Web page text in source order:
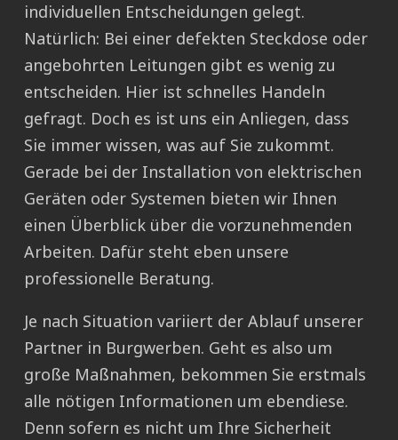
individuellen Entscheidungen gelegt.
Natürlich: Bei einer defekten Steckdose oder
angebohrten Leitungen gibt es wenig zu
entscheiden. Hier ist schnelles Handeln
gefragt. Doch es ist uns ein Anliegen, dass
Sie immer wissen, was auf Sie zukommt.
Gerade bei der Installation von elektrischen
Geräten oder Systemen bieten wir Ihnen
einen Überblick über die vorzunehmenden
Arbeiten. Dafür steht eben unsere
professionelle Beratung.
Je nach Situation variiert der Ablauf unserer
Partner in Burgwerben. Geht es also um
große Maßnahmen, bekommen Sie erstmals
alle nötigen Informationen um ebendiese.
Denn sofern es nicht um Ihre Sicherheit